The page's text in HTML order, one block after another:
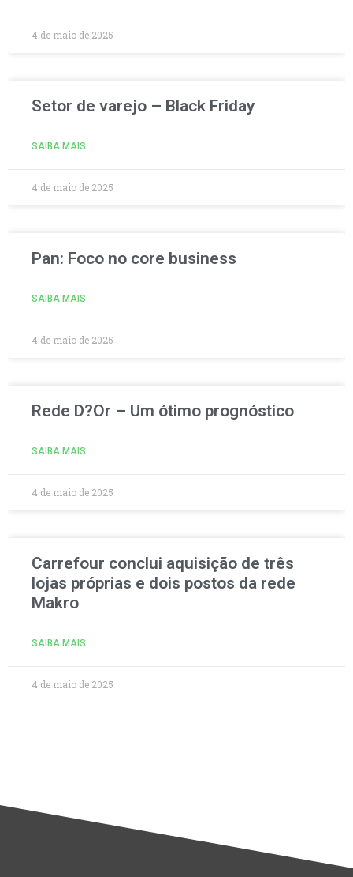
4 de maio de 2025
Setor de varejo – Black Friday
SAIBA MAIS
4 de maio de 2025
Pan: Foco no core business
SAIBA MAIS
4 de maio de 2025
Rede D?Or – Um ótimo prognóstico
SAIBA MAIS
4 de maio de 2025
Carrefour conclui aquisição de três
lojas próprias e dois postos da rede
Makro
SAIBA MAIS
4 de maio de 2025